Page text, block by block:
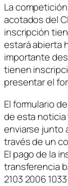
La
acotados del
inscripción
estará abierta
importante
tienen
presentar el
El formulario
de esta
enviarse junto
través de un
El pago de la
transferencia
2103 2006